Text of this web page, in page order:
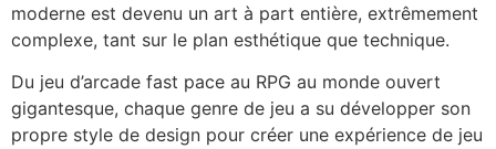
moderne est devenu un art à part entière, extrêmement
complexe, tant sur le plan esthétique que technique.
Du jeu d’arcade fast pace au RPG au monde ouvert
gigantesque, chaque genre de jeu a su développer son
propre style de design pour créer une expérience de jeu